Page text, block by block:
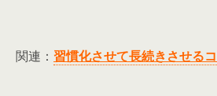
関連： 習慣化させて長続きさせる